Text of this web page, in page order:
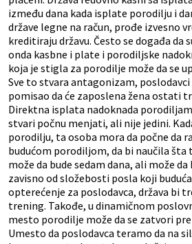
između dana kada isplate porodilju i
države legne na račun, prođe izvesno
kreditiraju državu. Često se događa da
onda kasbne i plate i porodiljske
koja je stigla za porodilje može da se
Sve to stvara antagonizam,
pomisao da će zaposlena žena ostati
Direktna isplata nadoknada
stvari počnu menjati, ali nije jedini.
porodilju, ta osoba mora da počne da
budućom porodiljom, da bi naučila šta
može da bude sedam dana, ali može
zavisno od složebosti posla koji
opterećenje za poslodavca, država bi
trening. Takođe, u dinamičnom
mesto porodilje može da se zatvori
Umesto da poslodavca teramo da na